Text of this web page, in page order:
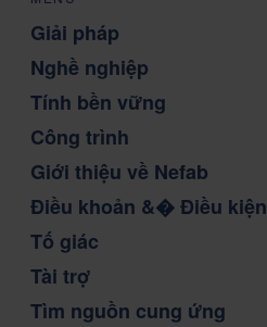
Giải pháp
Nghề nghiệp
Tính bền vững
Công trình
Giới thiệu về Nefab
Điều khoản &� Điều kiện
Tố giác
Tài trợ
Tìm nguồn cung ứng